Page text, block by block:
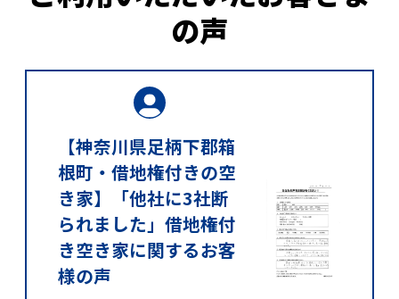
の声
【神奈川県足柄下郡箱
根町・借地権付きの空
き家】「他社に3社断
られました」借地権付
き空き家に関するお客
様の声